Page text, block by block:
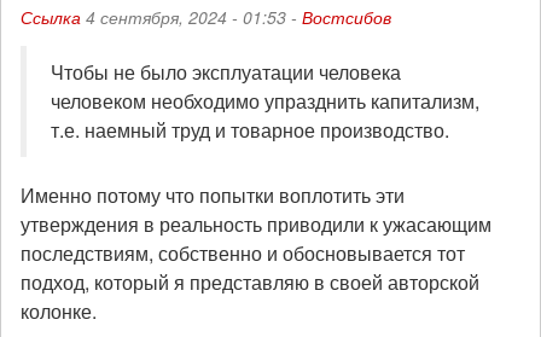
Ссылка 4 сентября, 2024 - 01:53 - Востсибов
Чтобы не было эксплуатации человека
человеком необходимо упразднить капитализм,
т.е. наемный труд и товарное производство.
Именно потому что попытки воплотить эти
утверждения в реальность приводили к ужасающим
последствиям, собственно и обосновывается тот
подход, который я представляю в своей авторской
колонке.